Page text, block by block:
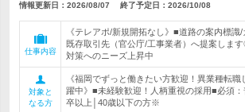
情報更新日：2026/08/07 終了予定日： 2026/10/08
仕事内容
《テレアポ/新規開拓なし》■道路の案内標識
既存取引先（官公庁/工事業者）へ提案しま
対策へのニーズ上昇中
対象と
なる方
《福岡でずっと働きたい方歓迎！異業種転
躍中》■未経験歓迎！人柄重視の採用■必須
卒以上│40歳以下の方※